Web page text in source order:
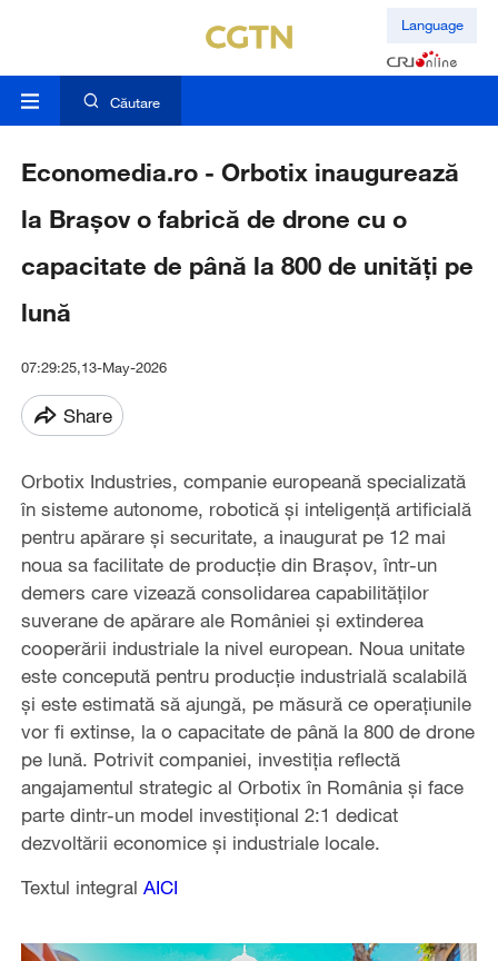
Language
Căutare
Economedia.ro - Orbotix inaugurează
la Brașov o fabrică de drone cu o
capacitate de până la 800 de unități pe
lună
07:29:25,13-May-2026
Share
Orbotix Industries, companie europeană specializată
în sisteme autonome, robotică și inteligență artificială
pentru apărare și securitate, a inaugurat pe 12 mai
noua sa facilitate de producție din Brașov, într-un
demers care vizează consolidarea capabilităților
suverane de apărare ale României și extinderea
cooperării industriale la nivel european. Noua unitate
este concepută pentru producție industrială scalabilă
și este estimată să ajungă, pe măsură ce operațiunile
vor fi extinse, la o capacitate de până la 800 de drone
pe lună. Potrivit companiei, investiția reflectă
angajamentul strategic al Orbotix în România și face
parte dintr-un model investițional 2:1 dedicat
dezvoltării economice și industriale locale.
Textul integral AICI